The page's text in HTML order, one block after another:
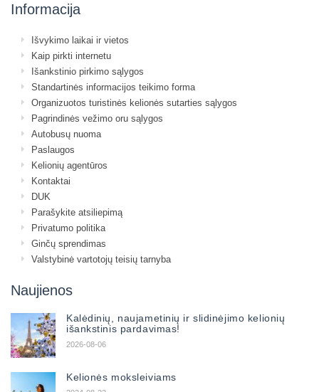
Informacija
Išvykimo laikai ir vietos
Kaip pirkti internetu
Išankstinio pirkimo sąlygos
Standartinės informacijos teikimo forma
Organizuotos turistinės kelionės sutarties sąlygos
Pagrindinės vežimo oru sąlygos
Autobusų nuoma
Paslaugos
Kelionių agentūros
Kontaktai
DUK
Parašykite atsiliepimą
Privatumo politika
Ginčų sprendimas
Valstybinė vartotojų teisių tarnyba
Naujienos
Kalėdinių, naujametinių ir slidinėjimo kelionių
išankstinis pardavimas!
2026-08-06
Kelionės moksleiviams